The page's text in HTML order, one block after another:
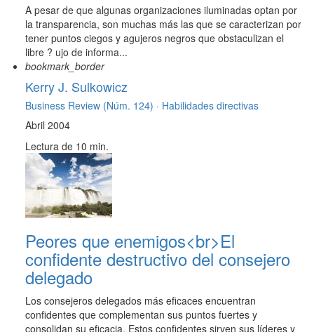
A pesar de que algunas organizaciones iluminadas optan por
la transparencia, son muchas más las que se caracterizan por
tener puntos ciegos y agujeros negros que obstaculizan el
libre ? ujo de informa...
bookmark_border
Kerry J. Sulkowicz
Business Review (Núm. 124) · Habilidades directivas
Abril 2004
Lectura de 10 min.
Peores que enemigos<br>El
confidente destructivo del consejero
delegado
Los consejeros delegados más eficaces encuentran
confidentes que complementan sus puntos fuertes y
consolidan su eficacia. Estos confidentes sirven sus líderes y